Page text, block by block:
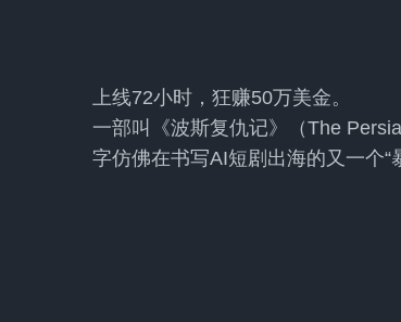
上线72小时，狂赚50万美金。
一部叫《波斯复仇记》（The
字仿佛在书写AI短剧出海的又一个“